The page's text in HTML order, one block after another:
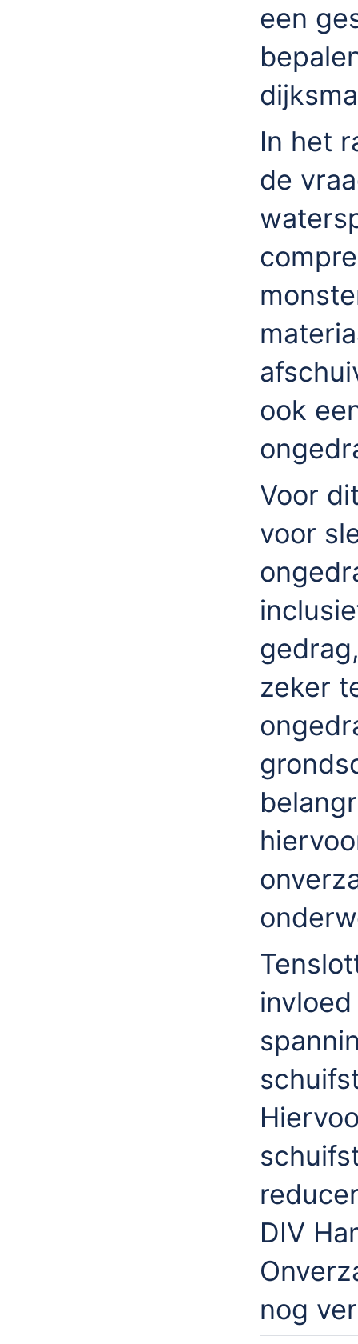
een
In het
de
ook
Voor
voor
zeker
DIV
nog